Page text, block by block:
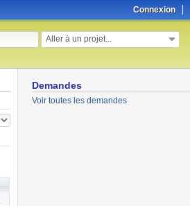
Connexion
Aller à un projet...
Demandes
Voir toutes les demandes